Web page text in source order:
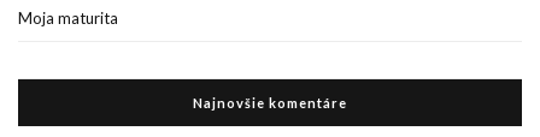
Moja maturita
Najnovšie komentáre